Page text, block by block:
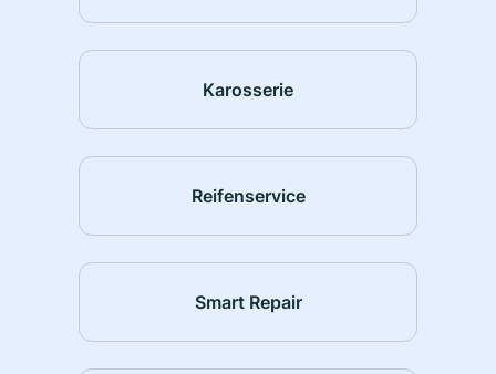
Karosserie
Reifenservice
Smart Repair